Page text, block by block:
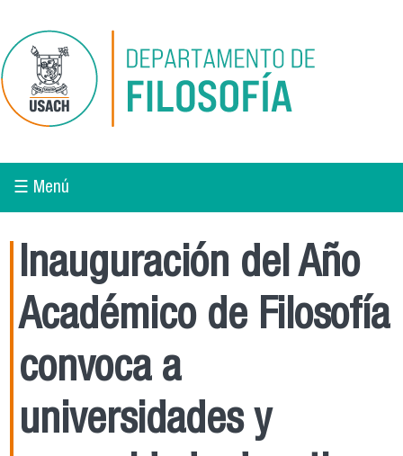
☰ Menú
Inauguración del Año
Académico de Filosofía
convoca a
universidades y